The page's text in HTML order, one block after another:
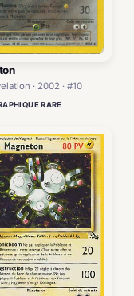
· 2002 · #10
RARE